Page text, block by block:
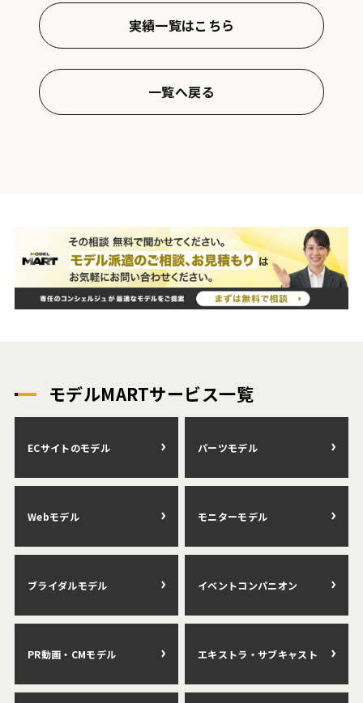
実績一覧はこちら
一覧へ戻る
モデルMARTサービス一覧
ECサイトのモデル パーツモデル
Webモデル モニターモデル
ブライダルモデル イベントコンパニオン
PR動画・CMモデル エキストラ・サブキャスト